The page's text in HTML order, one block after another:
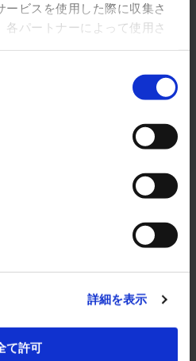
ビスを使用した際に収集さ
パートナーによって使用さ
詳細を表示
て許可
ロニクス事業に関するあら
。